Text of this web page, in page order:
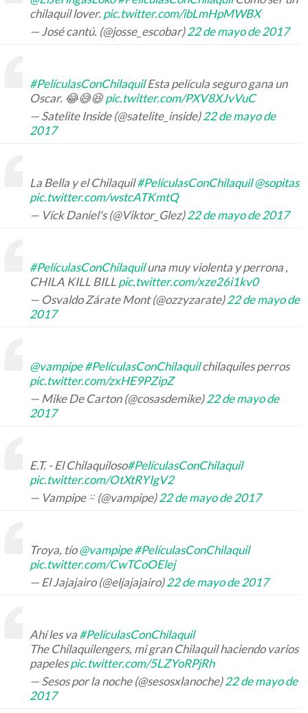
chilaquil lover. pic.twitter.com/ibLmHpMWBX
— José cantú. (@josse_escobar)22 de mayo de 2017
#PelículasConChilaquilEsta película seguro gana un
Oscar. 😂😅😆 pic.twitter.com/PXV8XJvVuC
— Satelite Inside (@satelite_inside)22 de mayo de
2017
La Bella y el Chilaquil#PelículasConChilaquil @sopitas
pic.twitter.com/wstcATKmtQ
— Víck Daniel's (@Viktor_Glez)22 de mayo de 2017
#PelículasConChilaquiluna muy violenta y perrona ,
CHILA KILL BILL pic.twitter.com/xze26i1kv0
— Osvaldo Zárate Mont (@ozzyzarate)22 de mayo de
2017
@vampipe #PelículasConChilaquilchilaquiles perros
pic.twitter.com/zxHE9PZipZ
— Mike De Carton (@cosasdemike)22 de mayo de
2017
E.T. - El Chilaquiloso#PelículasConChilaquil
pic.twitter.com/OtXtRYIgV2
— Vampipe ⍨ (@vampipe)22 de mayo de 2017
Troya, tío@vampipe #PelículasConChilaquil
pic.twitter.com/CwTCoOElej
— El Jajajairo (@eljajajairo)22 de mayo de 2017
Ahí les va #PelículasConChilaquil
The Chilaquilengers, mi gran Chilaquil haciendo varios
papelespic.twitter.com/5LZYoRPjRh
— Sesos por la noche (@sesosxlanoche)22 de mayo de
2017